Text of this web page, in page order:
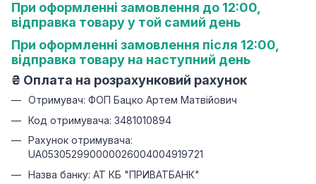
При оформленні замовлення до 12:00,
відправка товару у той самий день
При оформленні замовлення після 12:00,
відправка товару на наступний день
₴ Оплата на розрахунковий рахунок
Отримувач: ФОП Бацко Артем Матвійович
Код отримувача: 3481010894
Рахунок отримувача:
UA053052990000026004004919721
Назва банку: АТ КБ "ПРИВАТБАНК"